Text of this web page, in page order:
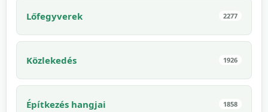
Lőfegyverek 2277
Közlekedés 1926
Építkezés hangjai 1858